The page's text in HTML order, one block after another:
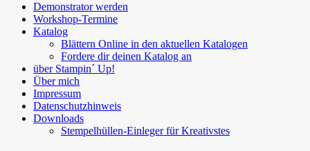
Demonstrator werden
Workshop-Termine
Katalog
Blättern Online in den aktuellen Katalogen
Fordere dir deinen Katalog an
über Stampin´ Up!
Über mich
Impressum
Datenschutzhinweis
Downloads
Stempelhüllen-Einleger für Kreativstes